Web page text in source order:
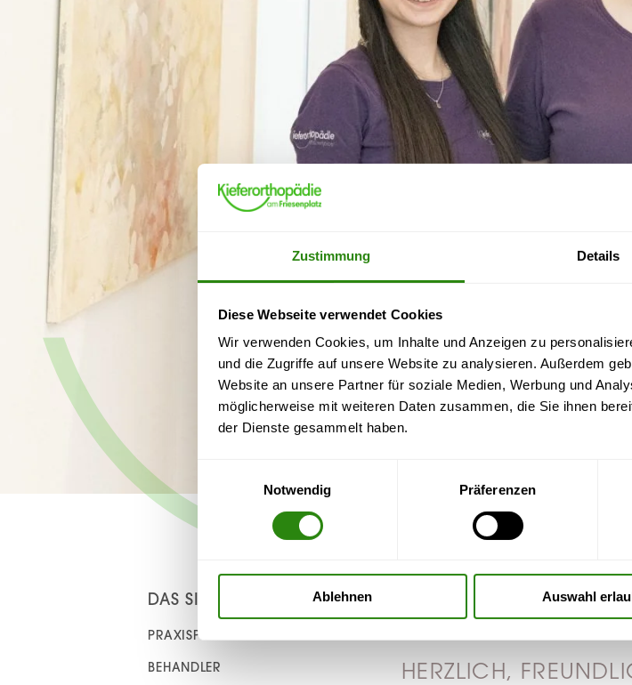
Zustimmung Details
Diese Webseite verwendet Cookies
Wir verwenden Cookies, um Inhalte und Anzeigen zu
und die Zugriffe auf unsere Website zu analysieren. Außerdem
Website an unsere Partner für soziale Medien, Werbung und
möglicherweise mit weiteren Daten zusammen, die Sie ihnen
der Dienste gesammelt haben.
Notwendig
Präferenzen
Ablehnen Auswahl
DAS SIND WIR
PRAXISPHILOSOPHIE
BEHANDLER
PRAXISTEAM
HERZLICH,